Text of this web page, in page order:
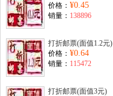
价格： ¥0.45
销量： 138896
打折邮票(面值1.2元)
价格： ¥0.64
销量： 115472
打折邮票(面值3元)